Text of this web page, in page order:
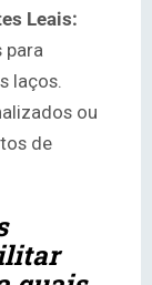
Leais:
para
laços.
ou
de